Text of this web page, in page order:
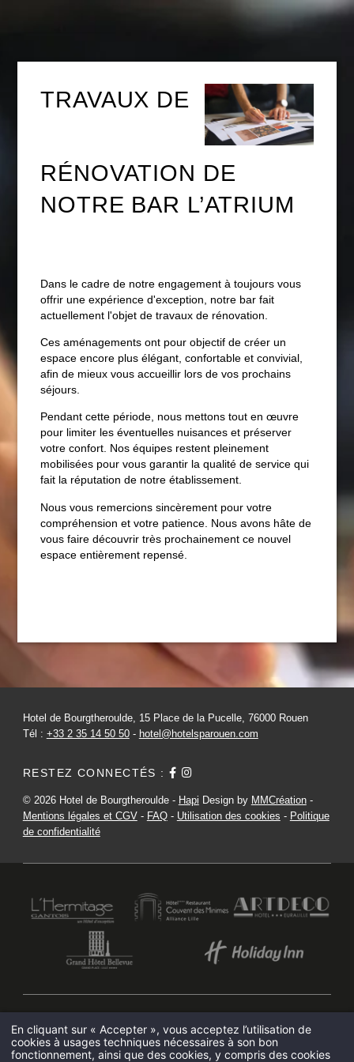
TRAVAUX DE
RÉNOVATION DE
NOTRE BAR L’ATRIUM
Dans le cadre de notre engagement à toujours vous
offrir une expérience d'exception, notre bar fait
actuellement l'objet de travaux de rénovation.
Ces aménagements ont pour objectif de créer un
espace encore plus élégant, confortable et convivial,
afin de mieux vous accueillir lors de vos prochains
séjours.
Pendant cette période, nous mettons tout en œuvre
pour limiter les éventuelles nuisances et préserver
votre confort. Nos équipes restent pleinement
mobilisées pour vous garantir la qualité de service qui
fait la réputation de notre établissement.
Nous vous remercions sincèrement pour votre
compréhension et votre patience. Nous avons hâte de
vous faire découvrir très prochainement ce nouvel
espace entièrement repensé.
Hotel de Bourgtheroulde, 15 Place de la Pucelle, 76000 Rouen
Tél : +33 2 35 14 50 50- hotel@hotelsparouen.com
RESTEZ CONNECTÉS :
© 2026 Hotel de Bourgtheroulde - Hapi Design by MMCréation-
Mentions légales et CGV- FAQ- Utilisation des cookies - Politique
de confidentialité
CHAMBRES
SPA
SÉMINAIRES
ACTUALITÉS
PRESSE
+33 2 35 14 50 50
15 PLACE DE LA PUCELLE 76000 ROUEN - FRANCE
HOTEL@HOTELSPAROUEN.COM
+33 2 35 14 50 50
En cliquant sur « Accepter », vous acceptez l’utilisation de
cookies à usages techniques nécessaires à son bon
fonctionnement, ainsi que des cookies, y compris des cookies